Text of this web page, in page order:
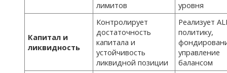
лимитов уровня
Капитал и
ликвидность
Контролирует
достаточность
капитала и
устойчивость
ликвидной позиции
Реализует
политику,
управление
балансом